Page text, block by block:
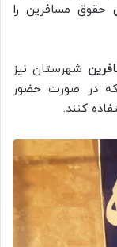
حقوق مسافرین را
شهرستان نیز
در صورت حضور
کنند.